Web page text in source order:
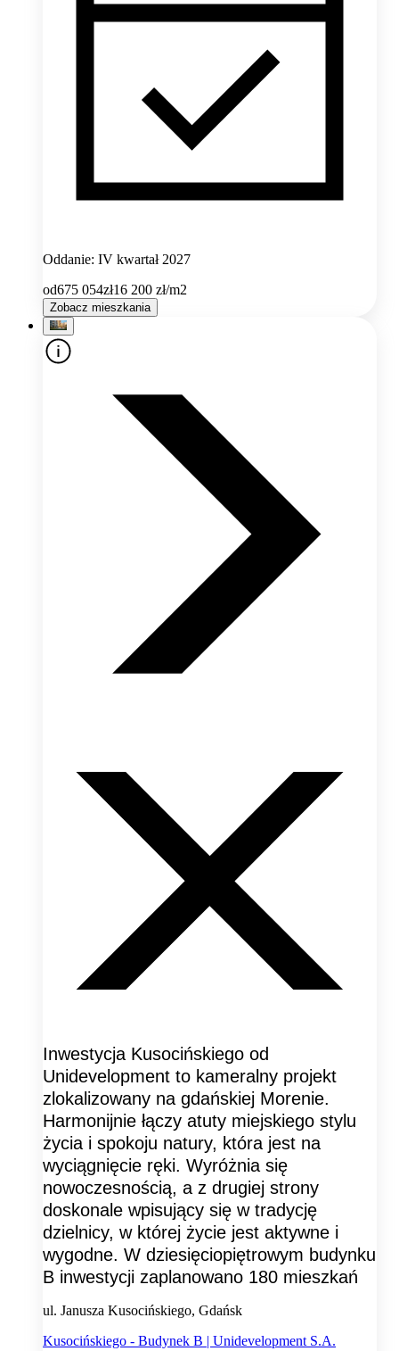
Oddanie: IV kwartał 2027
od675 054zł16 200 zł/m2
Zobacz mieszkania
Inwestycja Kusocińskiego od
Unidevelopment to kameralny projekt
zlokalizowany na gdańskiej Morenie.
Harmonijnie łączy atuty miejskiego stylu
życia i spokoju natury, która jest na
wyciągnięcie ręki. Wyróżnia się
nowoczesnością, a z drugiej strony
doskonale wpisujący się w tradycję
dzielnicy, w której życie jest aktywne i
wygodne. W dziesięciopiętrowym budynku
B inwestycji zaplanowano 180 mieszkań
ul. Janusza Kusocińskiego, Gdańsk
Kusocińskiego - Budynek B | Unidevelopment S.A.